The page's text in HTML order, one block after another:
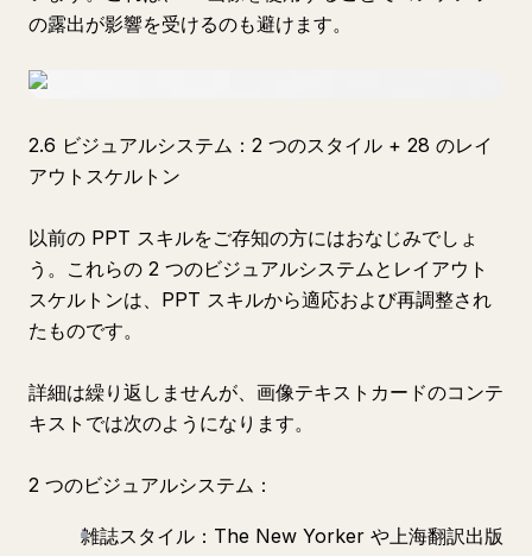
の露出が影響を受けるのも避けます。
2.6 ビジュアルシステム：2 つのスタイル + 28 のレイ
アウトスケルトン
以前の PPT スキルをご存知の方にはおなじみでしょ
う。これらの 2 つのビジュアルシステムとレイアウト
スケルトンは、PPT スキルから適応および再調整され
たものです。
詳細は繰り返しませんが、画像テキストカードのコンテ
キストでは次のようになります。
2 つのビジュアルシステム：
雑誌スタイル： The New Yorker や上海翻訳出版